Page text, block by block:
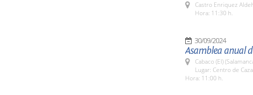
Castro Enriquez
Hora: 11:30 h.
30/09/2024
Asamblea anual
Cabaco (El)
Lugar: Centro de
Hora: 11:00 h.